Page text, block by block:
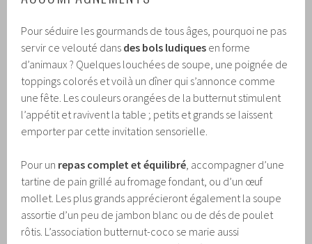
Pour séduire les gourmands de tous âges, pourquoi ne pas
servir ce velouté dans des bols ludiques en forme
d’animaux ? Quelques louchées de soupe, une poignée de
toppings colorés et voilà un dîner qui s’annonce comme
une fête. Les couleurs orangées de la butternut stimulent
l’appétit et ravivent la table ; petits et grands se laissent
emporter par cette invitation sensorielle.
Pour un repas complet et équilibré, accompagner d’une
tartine de pain grillé au fromage fondant, ou d’un œuf
mollet. Les plus grands apprécieront également la soupe
assortie d’un peu de jambon blanc ou de dés de poulet
rôtis. L’association butternut-coco se marie aussi